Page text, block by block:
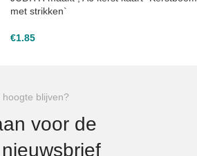
met strikken`
€1.85
blijven?
voor de